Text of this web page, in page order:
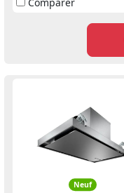
Neuf